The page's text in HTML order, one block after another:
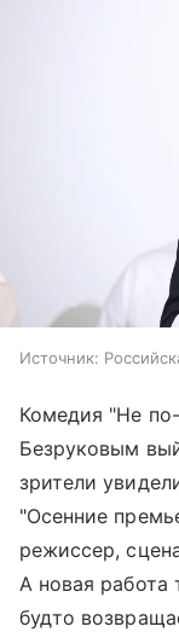
Источник:
Комедия "Не
Безруковым
зрители
"Осенние
режиссер,
А новая работа
будто